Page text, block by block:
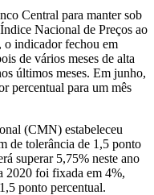
Central para manter sob
Nacional de Preços ao
indicador fechou em
de vários meses de alta
últimos meses. Em junho,
percentual para um mês
(CMN) estabeleceu
de tolerância de 1,5 ponto
superar 5,75% neste ano
2020 foi fixada em 4%,
ponto percentual.